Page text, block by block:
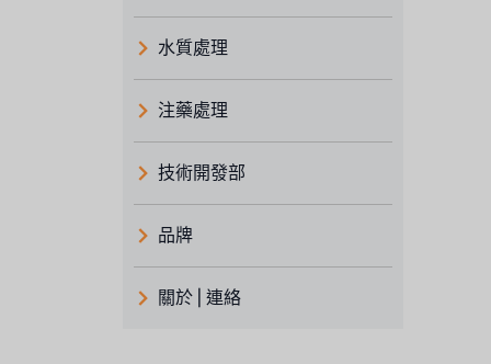
水質處理
注藥處理
技術開發部
品牌
義大利 ATLAS
關於 | 連絡